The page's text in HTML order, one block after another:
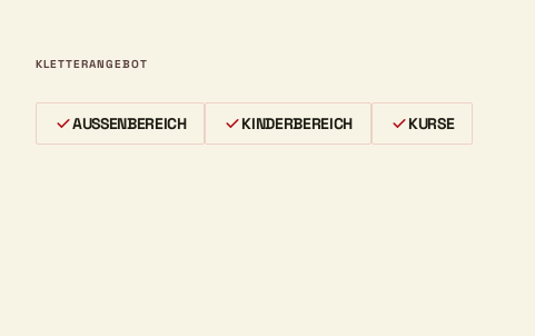
KLETTERANGEBOT
AUSSENBEREICH KINDERBEREICH KURSE